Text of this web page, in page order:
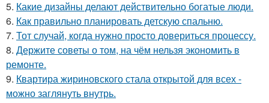
5. Какие дизайны делают действительно богатые люди.
6. Как правильно планировать детскую спальню.
7. Тот случай, когда нужно просто довериться процессу.
8. Держите советы о том, на чём нельзя экономить в
ремонте.
9. Квартира жириновского стала открытой для всех -
можно заглянуть внутрь.